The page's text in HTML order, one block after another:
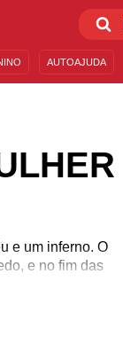
AUTOAJUDA
e um inferno. O
e no fim das